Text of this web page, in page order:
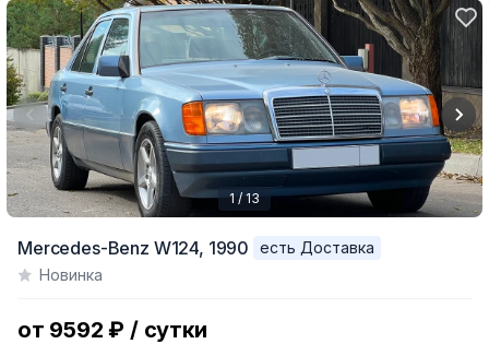
of
1 / 13
Mercedes-Benz W124, 1990
есть Доставка
Новинка
от 9592 ₽ / сутки